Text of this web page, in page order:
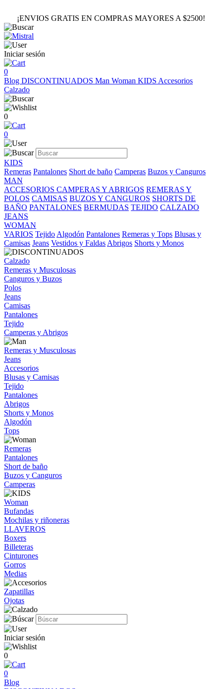
¡ENVIOS GRATIS EN COMPRAS MAYORES A $2500!
Iniciar sesión
0
Blog DISCONTINUADOS Man Woman KIDS Accesorios
Calzado
0
0
KIDS
Remeras Pantalones Short de baño Camperas Buzos y Canguros
MAN
ACCESORIOS CAMPERAS Y ABRIGOS REMERAS Y
POLOS CAMISAS BUZOS Y CANGUROS SHORTS DE
BAÑO PANTALONES BERMUDAS TEJIDO CALZADO
JEANS
WOMAN
VARIOS Tejido Algodón Pantalones Remeras y Tops Blusas y
Camisas Jeans Vestidos y Faldas Abrigos Shorts y Monos
Calzado
Remeras y Musculosas
Canguros y Buzos
Polos
Jeans
Camisas
Pantalones
Tejido
Camperas y Abrigos
Remeras y Musculosas
Jeans
Accesorios
Blusas y Camisas
Tejido
Pantalones
Abrigos
Shorts y Monos
Algodón
Tops
Remeras
Pantalones
Short de baño
Buzos y Canguros
Camperas
Woman
Bufandas
Mochilas y riñoneras
LLAVEROS
Boxers
Billeteras
Cinturones
Gorros
Medias
Zapatillas
Ojotas
Iniciar sesión
0
0
Blog